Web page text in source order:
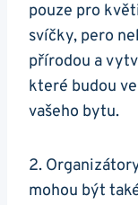
pouze pro
svíčky, pero
přírodou a
které budou
vašeho bytu.
2.
mohou být